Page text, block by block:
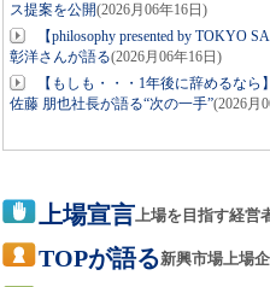
ス提案を公開(2026月06年16日)
【philosophy presented by
彰洋さんが語る(2026月06年16日)
【もしも・・・1年後に辞めるな
佐藤 朋也社長が語る“次の一手”(2026月
上場宣言上場を目指す経営
TOPが語る新興市場上場